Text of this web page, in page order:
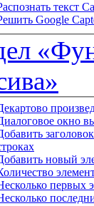
текст
Google
окно
новый
первых